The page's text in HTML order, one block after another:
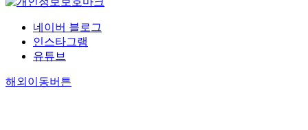
네이버 블로그
인스타그램
유튜브
해외이동버튼